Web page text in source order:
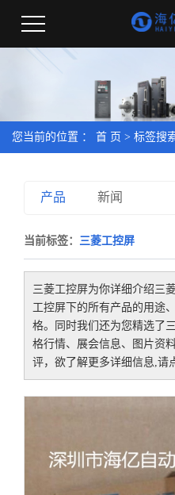
您当前的位置 ： 首 页 > 标签搜
产品 新闻
当前标签： 三菱工控屏
三菱工控屏为你详细介绍三
工控屏 下的所有产品的用途
格。同时我们还为您精选了
格行情、展会信息、图片资
评，欲了解更多详细信息,请